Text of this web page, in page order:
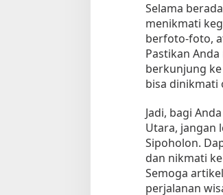
Selama
menikmati
berfoto-foto,
Pastikan
berkunjung
bisa dinikmati
Jadi, bagi
Utara, jangan
Sipoholon.
dan nikmati
Semoga
perjalanan